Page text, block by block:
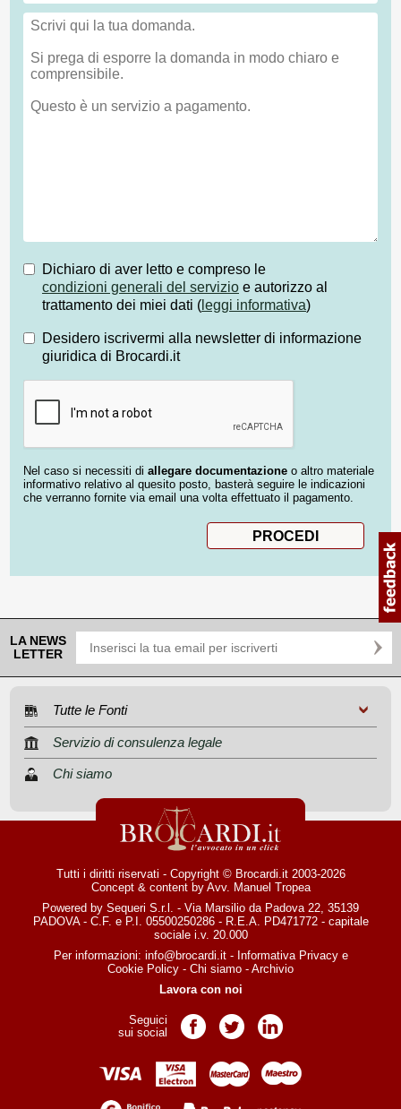
Dichiaro di aver letto e compreso le
condizioni generali del servizio e autorizzo al
trattamento dei miei dati ( leggi informativa)
Desidero iscrivermi alla newsletter di informazione
giuridica di Brocardi.it
Nel caso si necessiti di allegare documentazione o altro materiale
informativo relativo al quesito posto, basterà seguire le indicazioni
che verranno fornite via email una volta effettuato il pagamento.
LA NEWS
LETTER
Tutte le Fonti
Servizio di consulenza legale
Chi siamo
Tutti i diritti riservati - Copyright © Brocardi.it 2003-2026
Concept & content by Avv. Manuel Tropea
Powered by Sequeri S.r.l. - Via Marsilio da Padova 22, 35139
PADOVA - C.F. e P.I. 05500250286 - R.E.A. PD471772 - capitale
sociale i.v. 20.000
Per informazioni: info@brocardi.it- Informativa Privacye
Cookie Policy - Chi siamo - Archivio
Lavora con noi
Seguici
sui social
Pagina Facebook
Pagina TwitterPagina LinkedIn